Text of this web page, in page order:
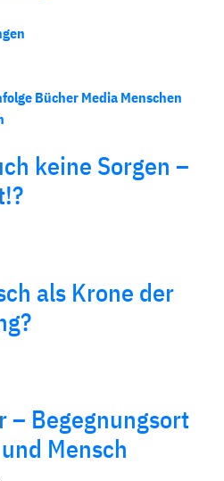
Bücher Media Menschen
keine Sorgen –
als Krone der
– Begegnungsort
Mensch